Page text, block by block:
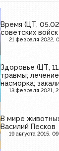
Время (ЦТ,
советских
21 февраля 2022,
Здоровье (ЦТ,
травмы;
насморка;
13 февраля 2021,
В мире
Василий Песков
19 августа 2015,